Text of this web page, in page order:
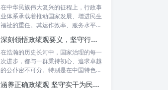
在中华民族伟大复兴的征程上，行政事
业体系承载着推动国家发展、增进民生
福祉的重任。其运作效率、服务水平乃
深刻领悟政绩观要义，坚守行政事业初心：新时代公仆的使命与担当
在浩瀚的历史长河中，国家治理的每一
次进步，都与一群秉持初心、追求卓越
的公仆密不可分。特别是在中国特色社
涵养正确政绩观 坚守实干为民情怀：新时代干部成长的双重基石